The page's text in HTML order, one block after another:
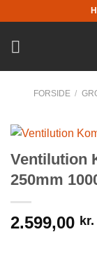
til
indhold
FORSIDE /
Ventilution
250mm
2.599,00 kr.